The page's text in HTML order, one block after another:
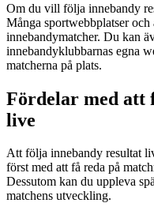
Om du vill följa innebandy
Många sportwebbplatser
innebandymatcher. Du kan
innebandyklubbarnas egna
matcherna på plats.
Fördelar med att
live
Att följa innebandy resultat
först med att få reda på
Dessutom kan du uppleva
matchens utveckling.